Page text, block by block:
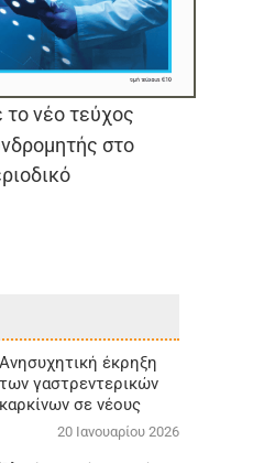
το νέο τεύχος
στο
Aνησυχητική έκρηξη
των γαστρεντερικών
καρκίνων σε νέους
20 Ιανουαρίου 2026